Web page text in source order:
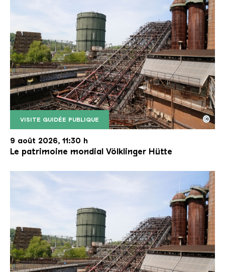
VISITE GUIDÉE PUBLIQUE
Le monte-charge incliné de la Völklinger Hütte
Copyright: Weltkulturerbe Völklinger Hütte | Karl
©
9 août 2026, 11:30 h
Le patrimoine mondial Völklinger Hütte